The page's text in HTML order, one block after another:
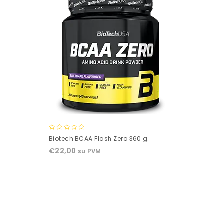
0
of
Biotech BCAA Flash Zero 360 g.
€22,00 su PVM